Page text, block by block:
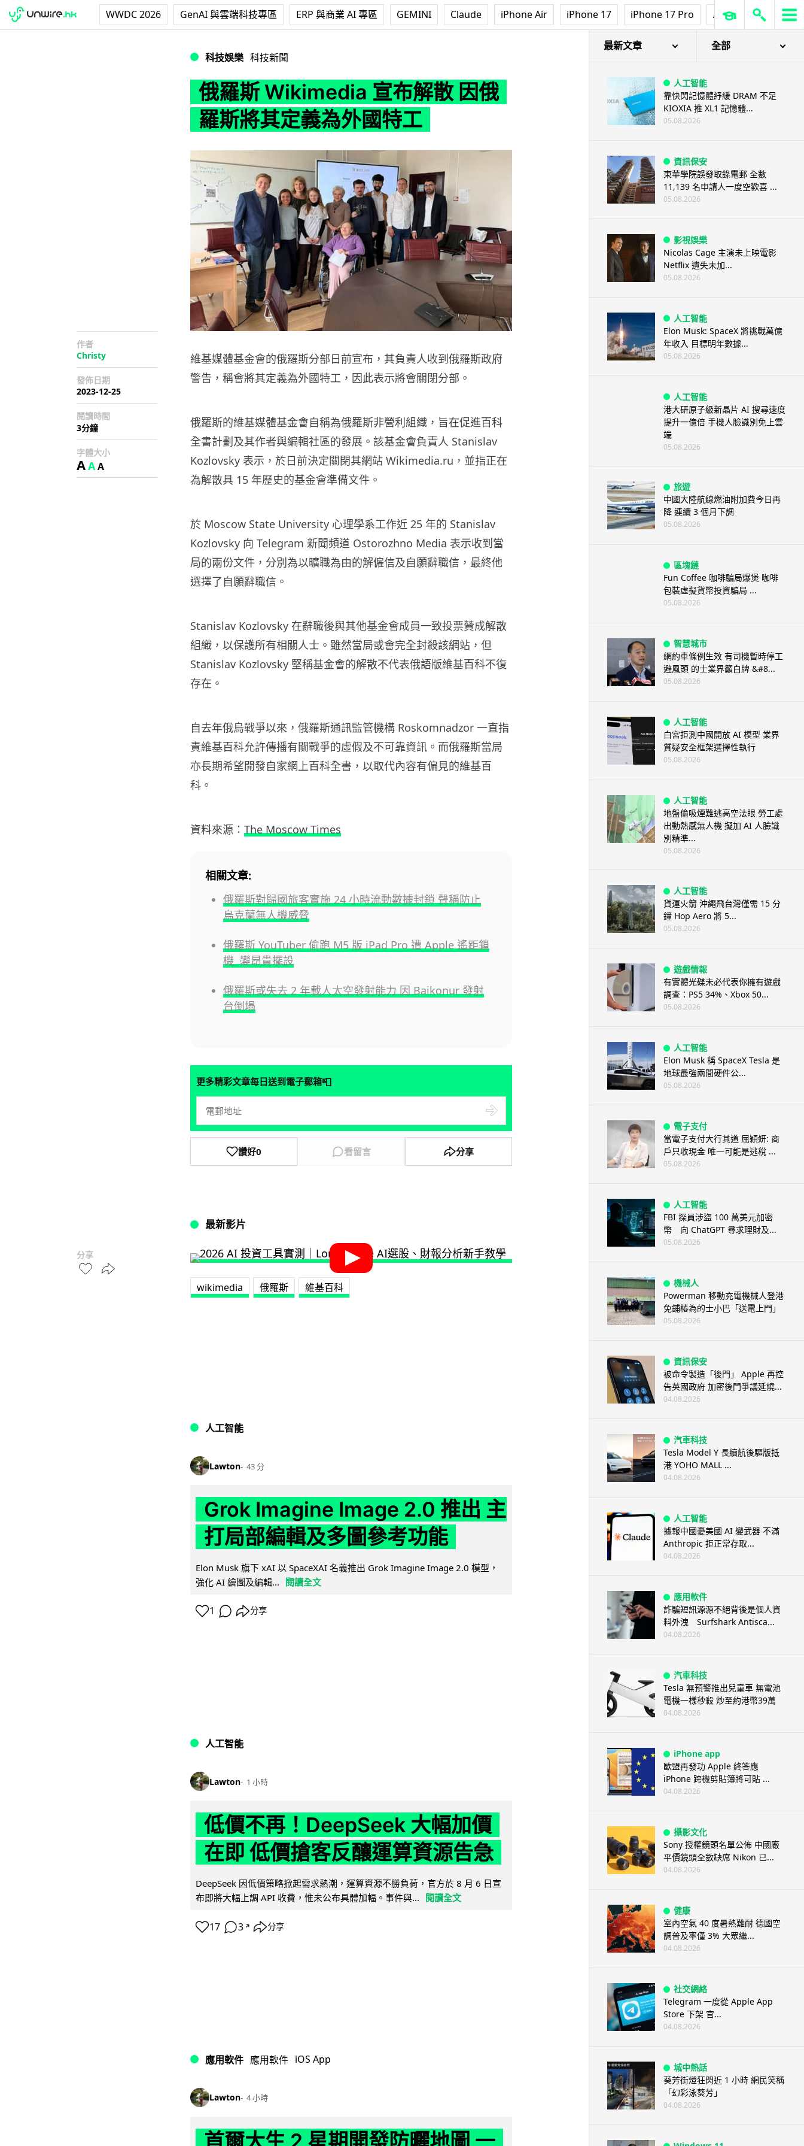
WWDC 2026 GenAI 與雲端科技專區 ERP 與商業 AI 專區 GEMINI Claude iPhone Air iPhone 17 iPhone 17 Pro AirPods Pro 3
科技娛樂 科技新聞
俄羅斯 Wikimedia 宣布解散 因俄
羅斯將其定義為外國特工
作者
Christy
發佈日期
2023-12-25
閱讀時間
3分鐘
字體大小
AAA
分享
維基媒體基金會的俄羅斯分部日前宣布，其負責人收到俄羅斯政府
警告，稱會將其定義為外國特工，因此表示將會關閉分部。
俄羅斯的維基媒體基金會自稱為俄羅斯非營利組織，旨在促進百科
全書計劃及其作者與編輯社區的發展。該基金會負責人 Stanislav
Kozlovsky 表示，於日前決定關閉其網站 Wikimedia.ru，並指正在
為解散具 15 年歷史的基金會準備文件。
於 Moscow State University 心理學系工作近 25 年的 Stanislav
Kozlovsky 向 Telegram 新聞頻道 Ostorozhno Media 表示收到當
局的兩份文件，分別為以曠職為由的解僱信及自願辭職信，最終他
選擇了自願辭職信。
Stanislav Kozlovsky 在辭職後與其他基金會成員一致投票贊成解散
組織，以保護所有相關人士。雖然當局或會完全封殺該網站，但
Stanislav Kozlovsky 堅稱基金會的解散不代表俄語版維基百科不復
存在。
自去年俄烏戰爭以來，俄羅斯通訊監管機構 Roskomnadzor 一直指
責維基百科允許傳播有關戰爭的虛假及不可靠資訊。而俄羅斯當局
亦長期希望開發自家網上百科全書，以取代內容有偏見的維基百
科。
資料來源： The Moscow Times
相關文章:
俄羅斯對歸國旅客實施 24 小時流動數據封鎖 聲稱防止
烏克蘭無人機威脅
俄羅斯 YouTuber 偷跑 M5 版 iPad Pro 遭 Apple 遙距鎖
機 變昂貴擺設
俄羅斯或失去 2 年載人太空發射能力 因 Baikonur 發射
台倒塌
更多精彩文章每日送到電子郵箱📮
讚好0 看留言 分享
最新影片
wikimedia 俄羅斯 維基百科
人工智能
Lawton 43 分
Grok Imagine Image 2.0 推出 主
打局部編輯及多圖參考功能
Elon Musk 旗下 xAI 以 SpaceXAI 名義推出 Grok Imagine Image 2.0 模型，
強化 AI 繪圖及編輯...
閱讀全文
1 分享
人工智能
Lawton 1 小時
低價不再！DeepSeek 大幅加價
在即 低價搶客反釀運算資源告急
DeepSeek 因低價策略掀起需求熱潮，運算資源不勝負荷，官方於 8 月 6 日宣
布即將大幅上調 API 收費，惟未公布具體加幅。事件與...
閱讀全文
17 3 ↗ 分享
應用軟件 應用軟件 iOS App
Lawton 4 小時
首爾大生 2 星期開發防曬地圖 一
最新文章 全部
人工智能
靠快閃記憶體紓緩 DRAM 不足
KIOXIA 推 XL1 記憶體...
05.08.2026
資訊保安
東華學院誤發取錄電郵 全數
11,139 名申請人一度空歡喜 ...
05.08.2026
影視娛樂
Nicolas Cage 主演未上映電影
Netflix 遺失未加...
05.08.2026
人工智能
Elon Musk: SpaceX 將挑戰萬億
年收入 目標明年數據...
05.08.2026
人工智能
港大研原子級新晶片 AI 搜尋速度
提升一億倍 手機人臉識別免上雲
端
05.08.2026
旅遊
中國大陸航線燃油附加費今日再
降 連續 3 個月下調
05.08.2026
區塊鏈
Fun Coffee 咖啡騙局爆煲 咖啡
包裝虛擬貨幣投資騙局 ...
05.08.2026
智慧城市
網約車條例生效 有司機暫時停工
避風頭 的士業界籲白牌 &#8...
05.08.2026
人工智能
白宮拒測中國開放 AI 模型 業界
質疑安全框架選擇性執行
05.08.2026
人工智能
地盤偷吸煙難逃高空法眼 勞工處
出動熱感無人機 擬加 AI 人臉識
別精準...
05.08.2026
人工智能
貨運火箭 沖繩飛台灣僅需 15 分
鐘 Hop Aero 將 5...
05.08.2026
遊戲情報
有實體光碟未必代表你擁有遊戲
調查：PS5 34%、Xbox 50...
05.08.2026
人工智能
Elon Musk 稱 SpaceX Tesla 是
地球最強兩間硬件公...
05.08.2026
電子支付
當電子支付大行其道 屈穎妍: 商
戶只收現金 唯一可能是逃稅 ...
05.08.2026
人工智能
FBI 探員涉盜 100 萬美元加密
幣 向 ChatGPT 尋求理財及...
05.08.2026
機械人
Powerman 移動充電機械人登港
免鋪樁為的士小巴「送電上門」
05.08.2026
資訊保安
被命令製造「後門」 Apple 再控
告英國政府 加密後門爭議延燒...
04.08.2026
汽車科技
Tesla Model Y 長續航後驅版抵
港 YOHO MALL ...
04.08.2026
人工智能
據報中國憂美國 AI 變武器 不滿
Anthropic 拒正常存取...
04.08.2026
應用軟件
詐騙短訊源源不絕背後是個人資
料外洩 Surfshark Antisca...
04.08.2026
汽車科技
Tesla 無預警推出兒童車 無電池
電機一樣秒殺 炒至約港幣39萬
04.08.2026
iPhone app
歐盟再發功 Apple 終答應
iPhone 跨機剪貼簿將可貼 ...
04.08.2026
攝影文化
Sony 授權鏡頭名單公佈 中國廠
平價鏡頭全數缺席 Nikon 已...
04.08.2026
健康
室內空氣 40 度暑熱難耐 德國空
調普及率僅 3% 大眾繼...
04.08.2026
社交網絡
Telegram 一度從 Apple App
Store 下架 官...
04.08.2026
城中熱話
葵芳街燈狂閃近 1 小時 網民笑稱
「幻彩泳葵芳」
04.08.2026